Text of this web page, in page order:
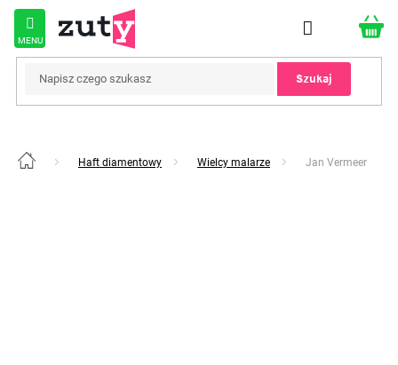
Przejść
treści
Szukaj
Home Haft diamentowy Wielcy malarze Jan Vermeer